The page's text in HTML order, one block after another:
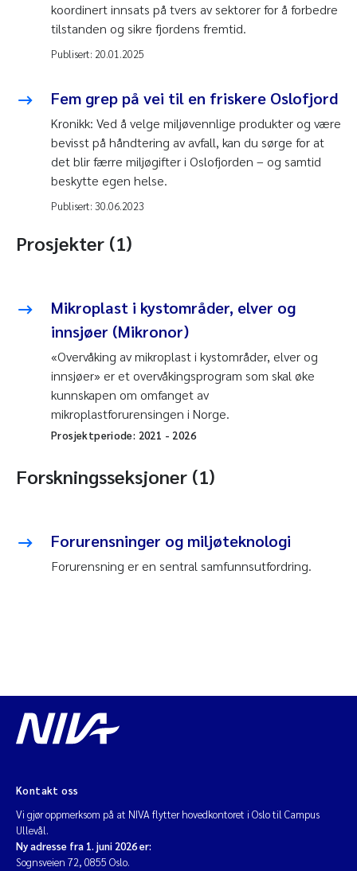
koordinert innsats på tvers av sektorer for å forbedre
tilstanden og sikre fjordens fremtid.
Publisert: 20.01.2025
Fem grep på vei til en friskere Oslofjord
Kronikk: Ved å velge miljøvennlige produkter og være
bevisst på håndtering av avfall, kan du sørge for at
det blir færre miljøgifter i Oslofjorden – og samtid
beskytte egen helse.
Publisert: 30.06.2023
Prosjekter (1)
Mikroplast i kystområder, elver og
innsjøer (Mikronor)
«Overvåking av mikroplast i kystområder, elver og
innsjøer» er et overvåkingsprogram som skal øke
kunnskapen om omfanget av
mikroplastforurensingen i Norge.
Prosjektperiode: 2021 - 2026
Forskningsseksjoner (1)
Forurensninger og miljøteknologi
Forurensning er en sentral samfunnsutfordring.
Kontakt oss
Vi gjør oppmerksom på at NIVA flytter hovedkontoret i Oslo til Campus
Ullevål.
Ny adresse fra 1. juni 2026 er:
Sognsveien 72, 0855 Oslo.